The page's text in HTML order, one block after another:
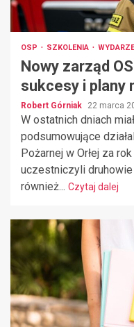
OSP SZKOLENIA
Nowy zarząd
sukcesy i plany
Robert Górniak 22 marca
W ostatnich dniach
podsumowujące
Pożarnej w Orłej za
uczestniczyli druhowie
również... Czytaj dalej